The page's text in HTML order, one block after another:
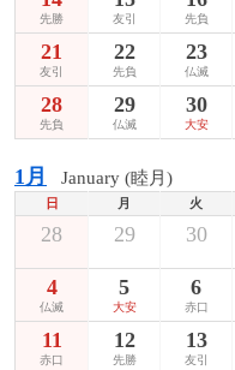
先勝 友引 先負
21
友引
22
先負
23
仏滅
28
先負
29
仏滅
30
大安
1月 January (睦月)
日 月 火
28 29 30
4
仏滅
5
大安
6
赤口
11
赤口
12
先勝
13
友引